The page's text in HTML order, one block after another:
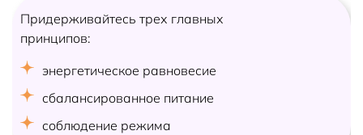
Придерживайтесь трех главных
принципов:
энергетическое равновесие
сбалансированное питание
соблюдение режима